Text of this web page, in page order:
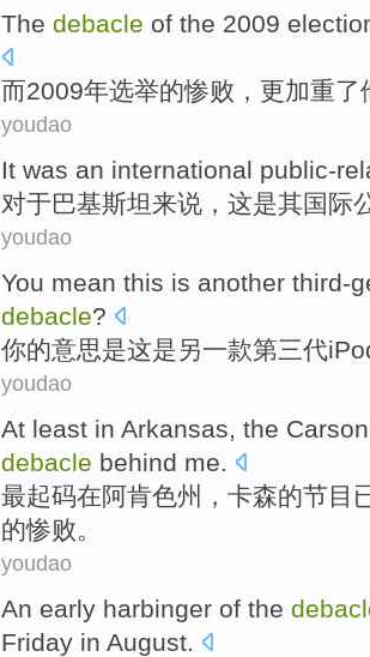
The debacle of the 2009
而2009年选举的惨败，更加重了
youdao
It was an international public-
对于巴基斯坦来说 ， 这是其国际
youdao
You mean this is another third-
debacle?
你的意思是这是另一款第三代
youdao
At least in Arkansas, the Carson
debacle behind me.
最起码在阿肯色州 ， 卡森的节目
的惨败。
youdao
An early harbinger of the
Friday in August